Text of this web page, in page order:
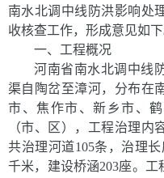
南水北调中线防洪影响处
收核查工作， 形成意见如下
一、工程概况
河南省南水北调中线
渠自陶岔至漳河，分布在
市、焦作市、新乡市、
（市、区），工程治理内
共治理河道105条，治理长
千米，建设桥涵203座。工